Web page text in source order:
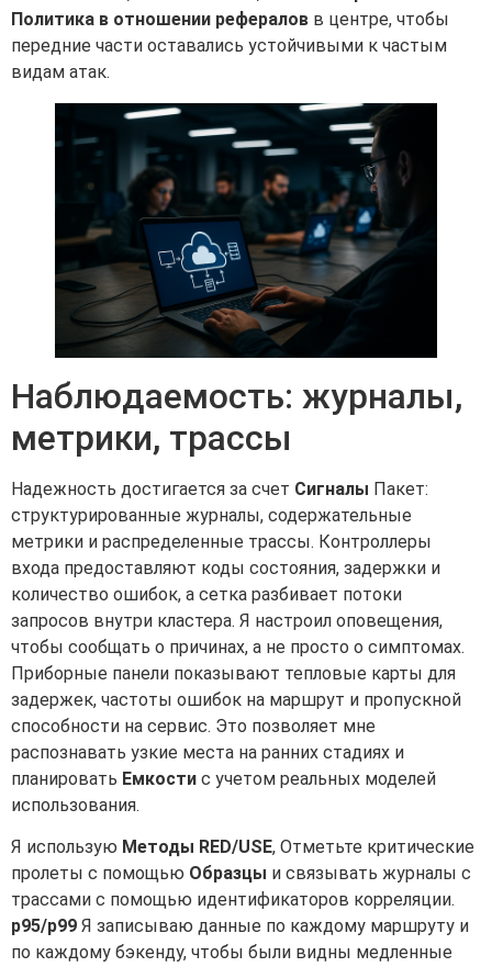
Политика в отношении рефералов в центре, чтобы
передние части оставались устойчивыми к частым
видам атак.
Наблюдаемость: журналы,
метрики, трассы
Надежность достигается за счет Сигналы Пакет:
структурированные журналы, содержательные
метрики и распределенные трассы. Контроллеры
входа предоставляют коды состояния, задержки и
количество ошибок, а сетка разбивает потоки
запросов внутри кластера. Я настроил оповещения,
чтобы сообщать о причинах, а не просто о симптомах.
Приборные панели показывают тепловые карты для
задержек, частоты ошибок на маршрут и пропускной
способности на сервис. Это позволяет мне
распознавать узкие места на ранних стадиях и
планировать Емкости с учетом реальных моделей
использования.
Я использую Методы RED/USE, Отметьте критические
пролеты с помощью Образцы и связывать журналы с
трассами с помощью идентификаторов корреляции.
p95/p99 Я записываю данные по каждому маршруту и
по каждому бэкенду, чтобы были видны медленные